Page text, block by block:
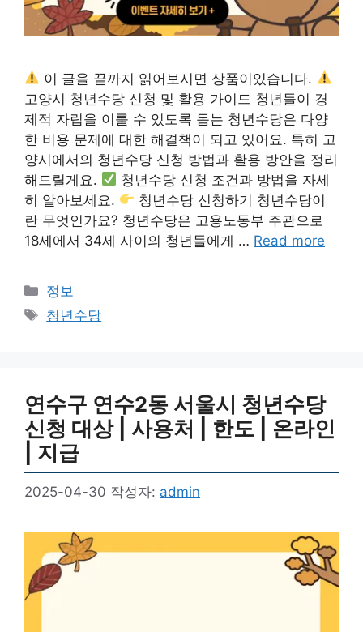
이 글을 끝까지 읽어보시면 상품이있습니다.
고양시 청년수당 신청 및 활용 가이드 청년들이 경
제적 자립을 이룰 수 있도록 돕는 청년수당은 다양
한 비용 문제에 대한 해결책이 되고 있어요. 특히 고
양시에서의 청년수당 신청 방법과 활용 방안을 정리
해드릴게요.
청년수당 신청 조건과 방법을 자세
히 알아보세요.
청년수당 신청하기 청년수당이
란 무엇인가요? 청년수당은 고용노동부 주관으로
18세에서 34세 사이의 청년들에게 … Read more
카
테
고
정보
태
청년수당
연수구 연수2동 서울시 청년수당
신청 대상 | 사용처 | 한도 | 온라인
| 지급
2025-04-30 작성자: admin